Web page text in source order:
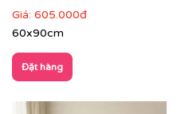
Giá: 605.000đ
60x90cm
Đặt hàng